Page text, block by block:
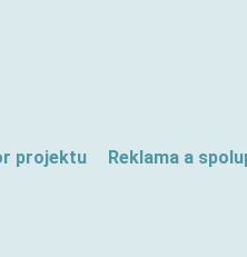
projektu Reklama a